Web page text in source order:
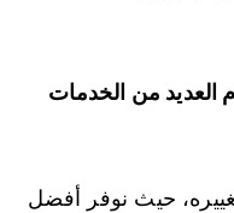
العديد من الخدمات
حيث نوفر أفضل